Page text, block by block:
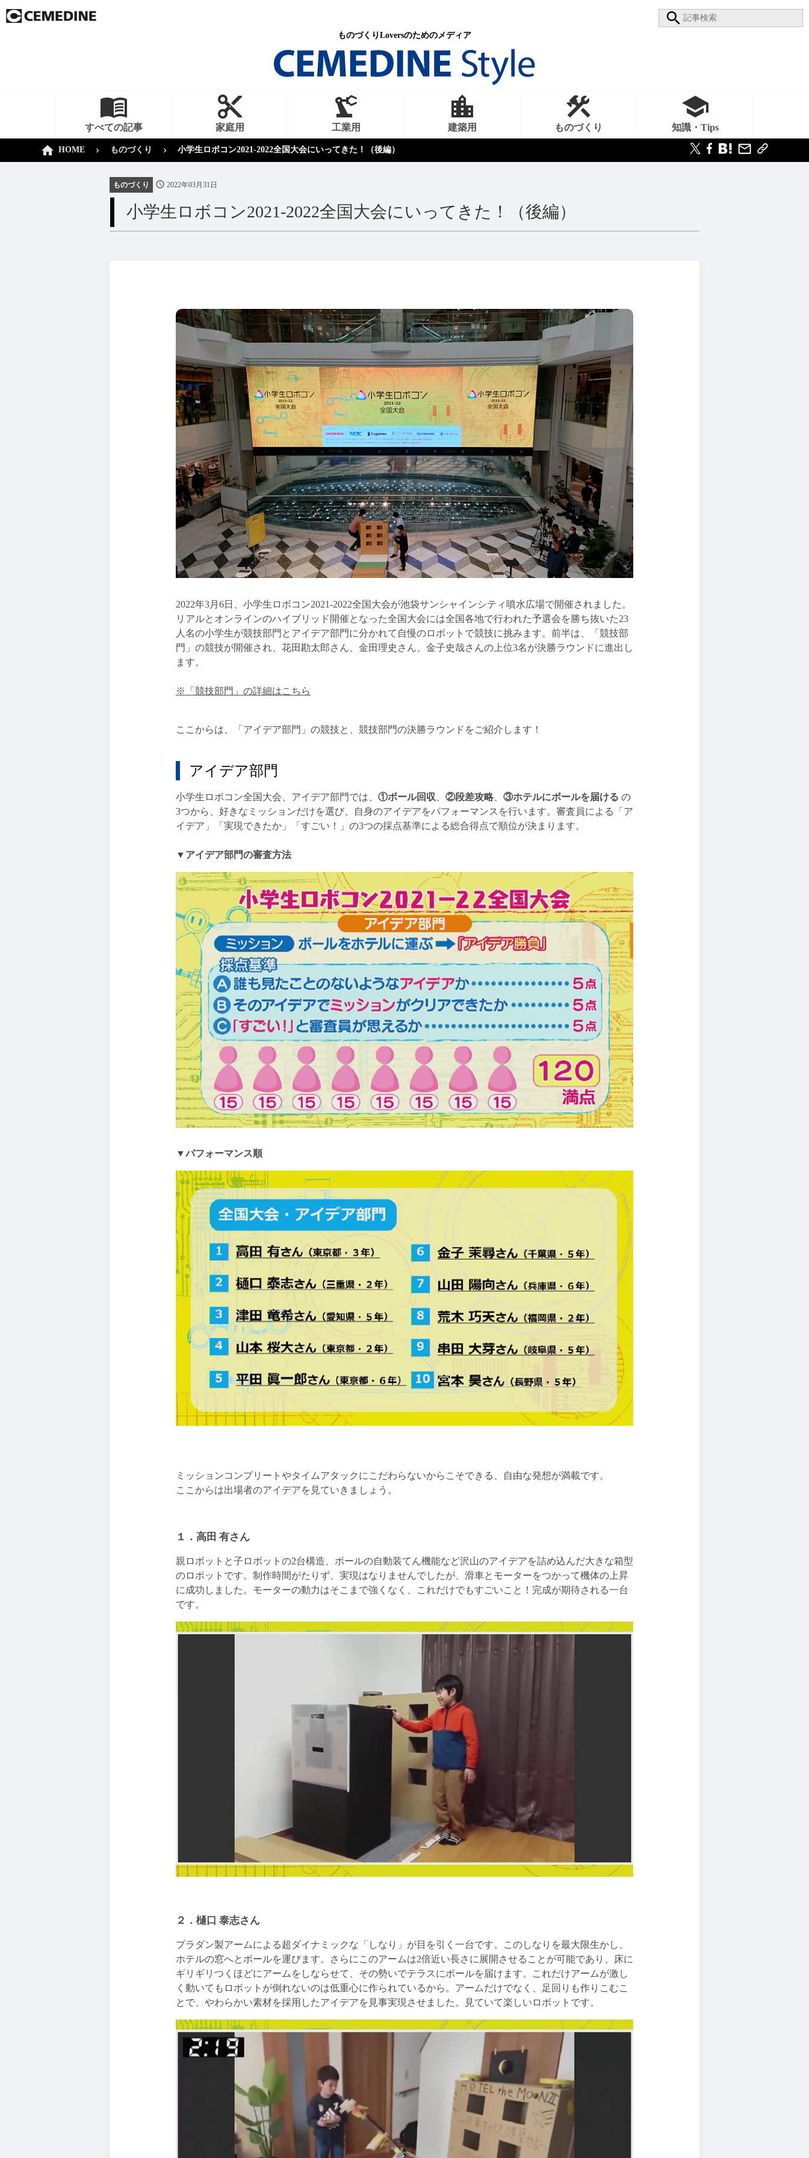
ものづくりLoversのためのメディア
すべての記事 家庭用 工業用 建築用 ものづくり 知識・Tips
HOME ものづくり 小学生ロボコン2021-2022全国大会にいってきた！（後編）
ものづくり 2022年03月31日
小学生ロボコン2021-2022全国大会にいってきた！（後編）
2022年3月6日、小学生ロボコン2021-2022全国大会が池袋サンシャインシティ噴水広場で開催されました。
リアルとオンラインのハイブリッド開催となった全国大会には全国各地で行われた予選会を勝ち抜いた23
人名の小学生が競技部門とアイデア部門に分かれて自慢のロボットで競技に挑みます。前半は、「競技部
門」の競技が開催され、 花田勘太郎さん、金田理史さん、金子史哉さんの上位3名が決勝ラウンドに進出し
ます。
※「競技部門」の詳細はこちら
ここからは、「アイデア部門」の競技と、競技部門の決勝ラウンドをご紹介します！
アイデア部門
小学生ロボコン全国大会、アイデア部門では、 ①ボール回収 ②段差攻略 ③ホテルにボールを届ける の
3つから、好きなミッションだけを選び、自身のアイデアをパフォーマンスを行います。審査員による「ア
イデア」「実現できたか」「すごい！」の3つの採点基準による総合得点で順位が決まります。
▼アイデア部門の審査方法
▼パフォーマンス順
ミッションコンプリートやタイムアタックにこだわらないからこそできる、自由な発想が満載です。
ここからは出場者のアイデアを見ていきましょう。
１．高田 有さん
親ロボットと子ロボットの2台構造、ボールの自動装てん機能など沢山のアイデアを詰め込んだ大きな箱型
のロボットです。制作時間がたりず、実現はなりませんでしたが、滑車とモーターをつかって機体の上昇
に成功しました。モーターの動力はそこまで強くなく、これだけでもすごいこと！完成が期待される一台
です。
２．樋口 泰志さん
プラダン製アームによる超ダイナミックな「しなり」が目を引く一台です。このしなりを最大限生かし、
ホテルの窓へとボールを運びます。さらにこのアームは2倍近い長さに展開させることが可能であり、床に
ギリギリつくほどにアームをしならせて、その勢いでテラスにボールを届けます。これだけアームが激し
く動いてもロボットが倒れないのは低重心に作られているから。アームだけでなく、足回りも作りこむこ
とで、やわらかい素材を採用したアイデアを見事実現させました。見ていて楽しいロボットです。